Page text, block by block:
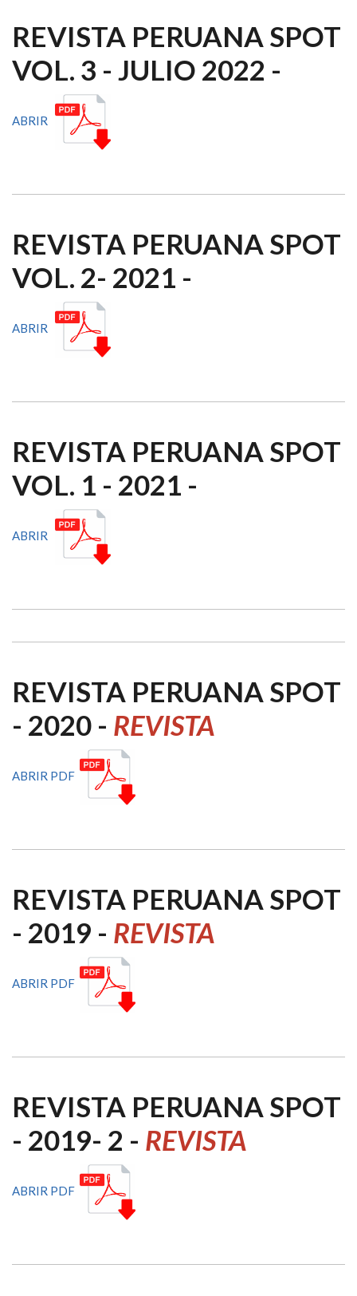
REVISTA PERUANA SPOT
VOL. 3 - JULIO 2022 -
ABRIR
REVISTA PERUANA SPOT
VOL. 2- 2021 -
ABRIR
REVISTA PERUANA SPOT
VOL. 1 - 2021 -
ABRIR
REVISTA PERUANA SPOT
- 2020 - REVISTA
ABRIR PDF
REVISTA PERUANA SPOT
- 2019 - REVISTA
ABRIR PDF
REVISTA PERUANA SPOT
- 2019- 2 - REVISTA
ABRIR PDF